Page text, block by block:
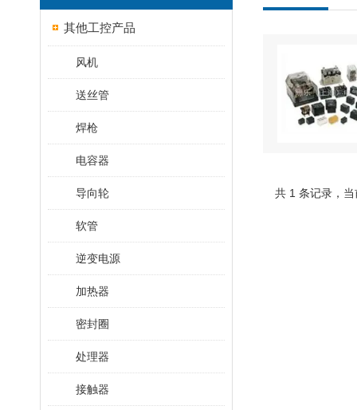
其他工控产品
风机
送丝管
焊枪
电容器
导向轮
软管
逆变电源
加热器
密封圈
处理器
接触器
共 1 条记录，